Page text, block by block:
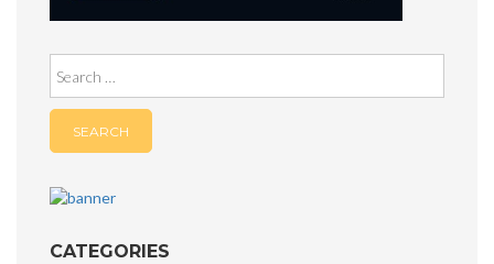
for:
CATEGORIES